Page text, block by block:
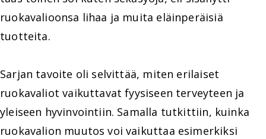
ruokavalioonsa lihaa ja muita eläinperäisiä
tuotteita.
Sarjan tavoite oli selvittää, miten erilaiset
ruokavaliot vaikuttavat fyysiseen terveyteen ja
yleiseen hyvinvointiin. Samalla tutkittiin, kuinka
ruokavalion muutos voi vaikuttaa esimerkiksi